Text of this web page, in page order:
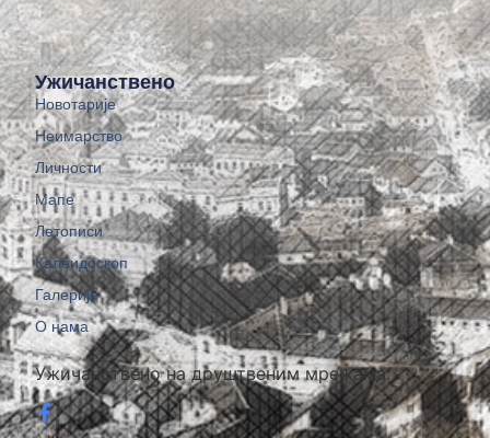
Ужичанствено на друштвеним мрежама:
Ужичанствено
Новотарије
Неимарство
Личности
Мапе
Летописи
Калеидоскоп
Галерије
О нама